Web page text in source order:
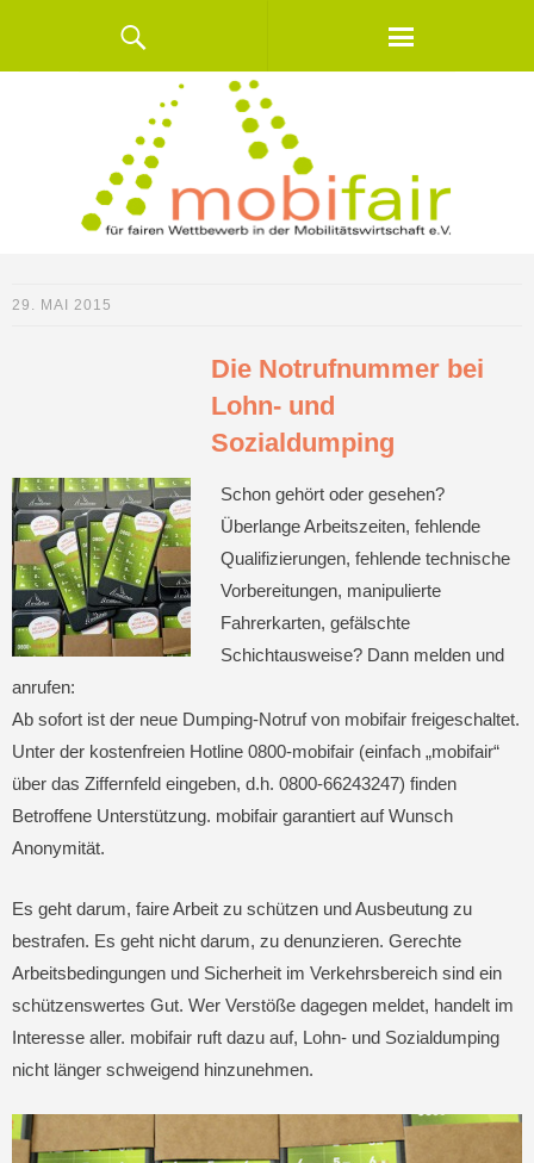
29. MAI 2015
Die Notrufnummer bei
Lohn- und
Sozialdumping
Schon gehört oder gesehen?
Überlange Arbeitszeiten, fehlende
Qualifizierungen, fehlende technische
Vorbereitungen, manipulierte
Fahrerkarten, gefälschte
Schichtausweise? Dann melden und
anrufen:
Ab sofort ist der neue Dumping-Notruf von mobifair freigeschaltet.
Unter der kostenfreien Hotline 0800-mobifair (einfach „mobifair“
über das Ziffernfeld eingeben, d.h. 0800-66243247) finden
Betroffene Unterstützung. mobifair garantiert auf Wunsch
Anonymität.
Es geht darum, faire Arbeit zu schützen und Ausbeutung zu
bestrafen. Es geht nicht darum, zu denunzieren. Gerechte
Arbeitsbedingungen und Sicherheit im Verkehrsbereich sind ein
schützenswertes Gut. Wer Verstöße dagegen meldet, handelt im
Interesse aller. mobifair ruft dazu auf, Lohn- und Sozialdumping
nicht länger schweigend hinzunehmen.